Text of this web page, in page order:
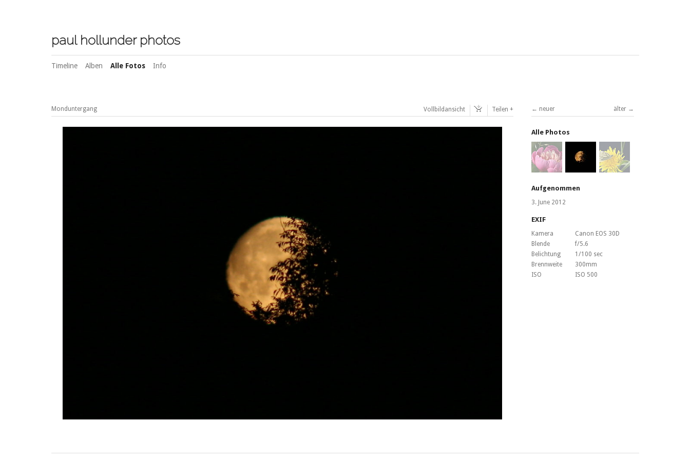
paul hollunder photos
Timeline Alben Alle Fotos Info
Monduntergang Vollbildansicht Teilen älter
neuer
Alle Photos
Aufgenommen
3. June 2012
EXIF
Kamera
Canon EOS 30D
Blende
f/5.6
Belichtung
1/100 sec
Brennweite
300mm
ISO
ISO 500